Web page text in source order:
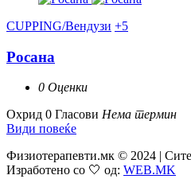
CUPPING/Вендузи +5
Росана
0 Оценки
Охрид 0 Гласови Нема термин
Види повеќе
Физиотерапевти.мк © 2024 |
Изработено со 🤍 од: WEB.MK